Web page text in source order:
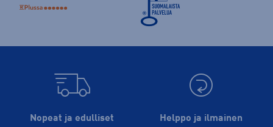
Nopeat ja edulliset
Helppo ja ilmainen